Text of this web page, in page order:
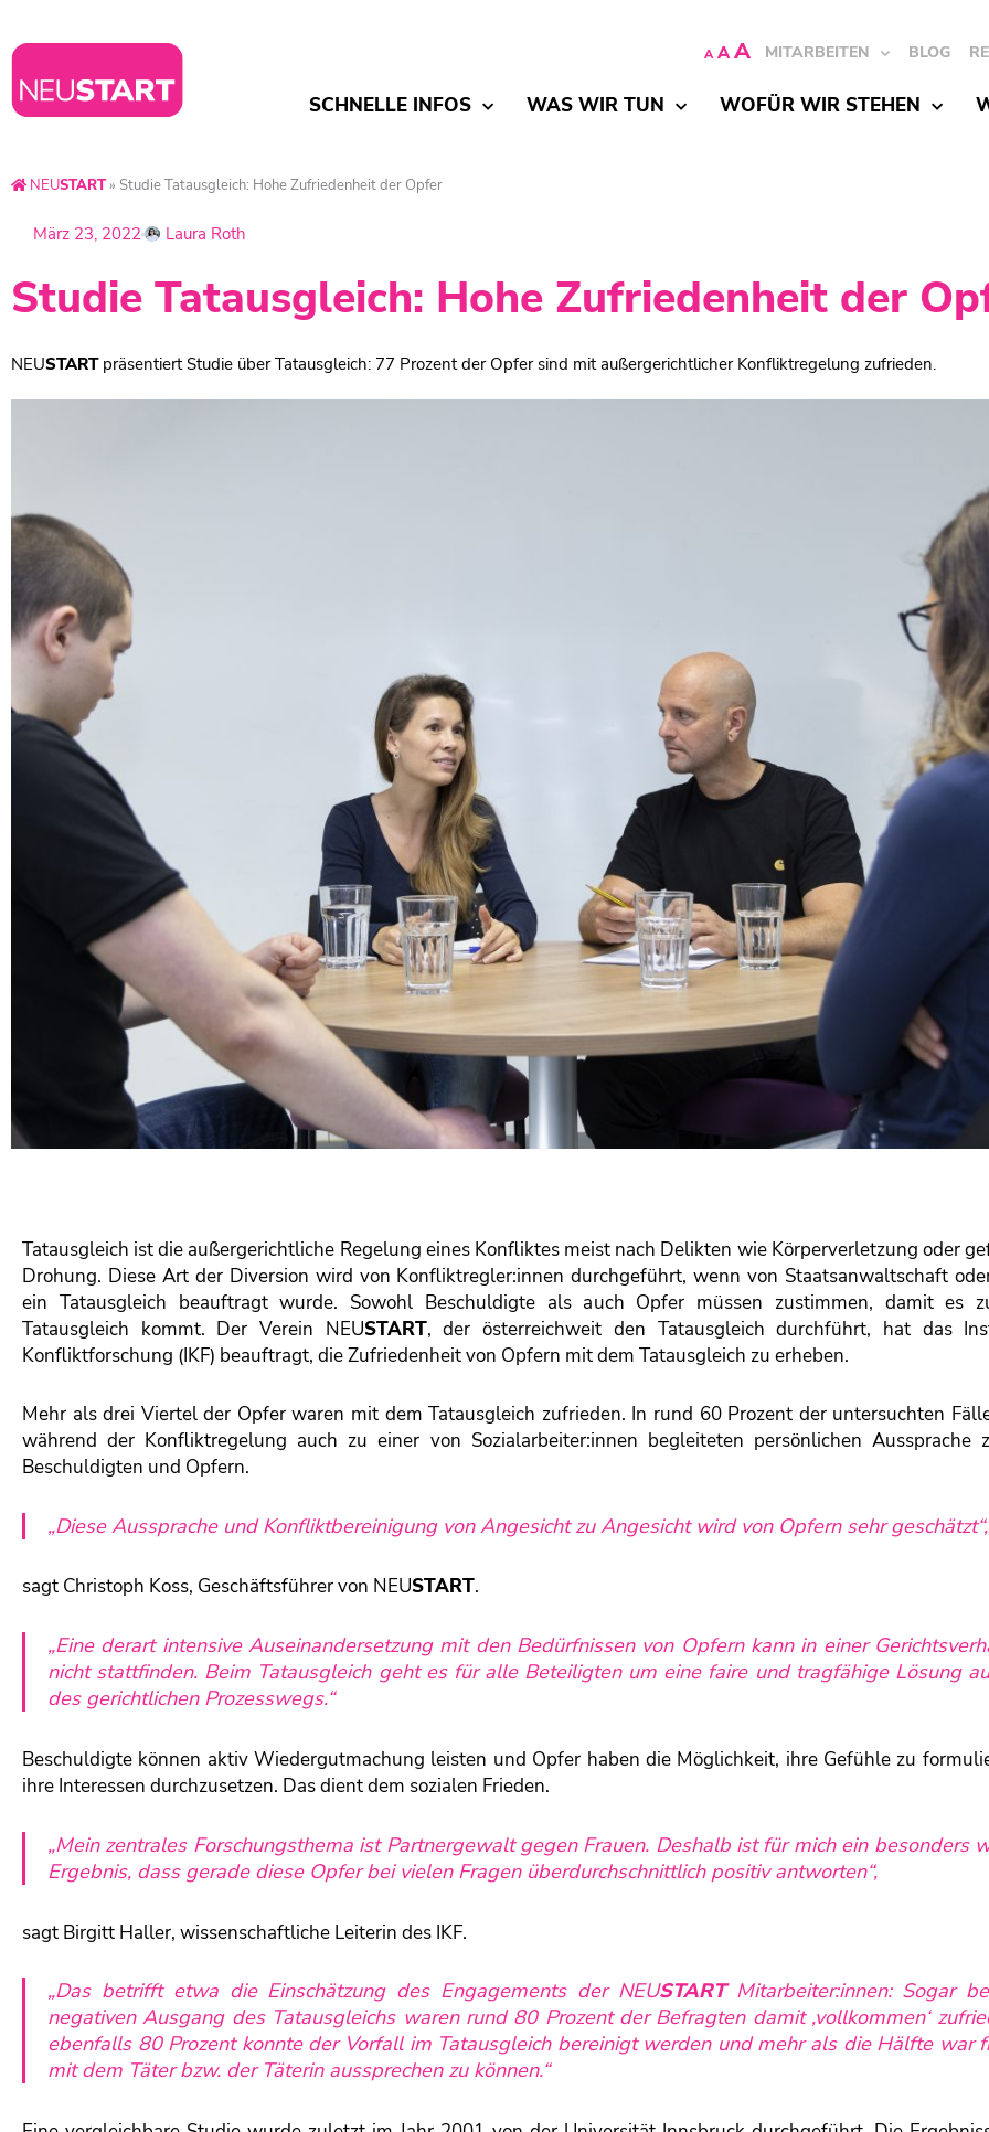
A A A MITARBEITEN BLOG
SCHNELLE INFOS WAS WIR TUN WOFÜR WIR STEHEN
NEUSTART» Studie Tatausgleich: Hohe Zufriedenheit der Opfer
März 23, 2022 Laura Roth
Studie Tatausgleich: Hohe Zufriedenheit der
NEUSTARTpräsentiert Studie über Tatausgleich: 77 Prozent der Opfer sind mit außergerichtlicher Konfliktregelung zufrieden.
Tatausgleich ist die außergerichtliche Regelung eines Konfliktes meist nach Delikten wie Körperverletzung oder
Drohung. Diese Art der Diversion wird von Konfliktregler:innen durchgeführt, wenn von Staatsanwaltschaft
ein Tatausgleich beauftragt wurde. Sowohl Beschuldigte als auch Opfer müssen zustimmen, damit es
Tatausgleich kommt. Der Verein NEUSTART, der österreichweit den Tatausgleich durchführt, hat das
Konfliktforschung (IKF) beauftragt, die Zufriedenheit von Opfern mit dem Tatausgleich zu erheben.
Mehr als drei Viertel der Opfer waren mit dem Tatausgleich zufrieden. In rund 60 Prozent der untersuchten
während der Konfliktregelung auch zu einer von Sozialarbeiter:innen begleiteten persönlichen Aussprache
Beschuldigten und Opfern.
„Diese Aussprache und Konfliktbereinigung von Angesicht zu Angesicht wird von Opfern sehr geschätzt“,
sagt Christoph Koss, Geschäftsführer von NEUSTART.
„Eine derart intensive Auseinandersetzung mit den Bedürfnissen von Opfern kann in einer
nicht stattfinden. Beim Tatausgleich geht es für alle Beteiligten um eine faire und tragfähige Lösung
des gerichtlichen Prozesswegs.“
Beschuldigte können aktiv Wiedergutmachung leisten und Opfer haben die Möglichkeit, ihre Gefühle zu
ihre Interessen durchzusetzen. Das dient dem sozialen Frieden.
„Mein zentrales Forschungsthema ist Partnergewalt gegen Frauen. Deshalb ist für mich ein besonders
Ergebnis, dass gerade diese Opfer bei vielen Fragen überdurchschnittlich positiv antworten“,
sagt Birgitt Haller, wissenschaftliche Leiterin des IKF.
„Das betrifft etwa die Einschätzung des Engagements der NEUSTARTMitarbeiter:innen: Sogar
negativen Ausgang des Tatausgleichs waren rund 80 Prozent der Befragten damit ‚vollkommen‘
ebenfalls 80 Prozent konnte der Vorfall im Tatausgleich bereinigt werden und mehr als die Hälfte war
mit dem Täter bzw. der Täterin aussprechen zu können.“